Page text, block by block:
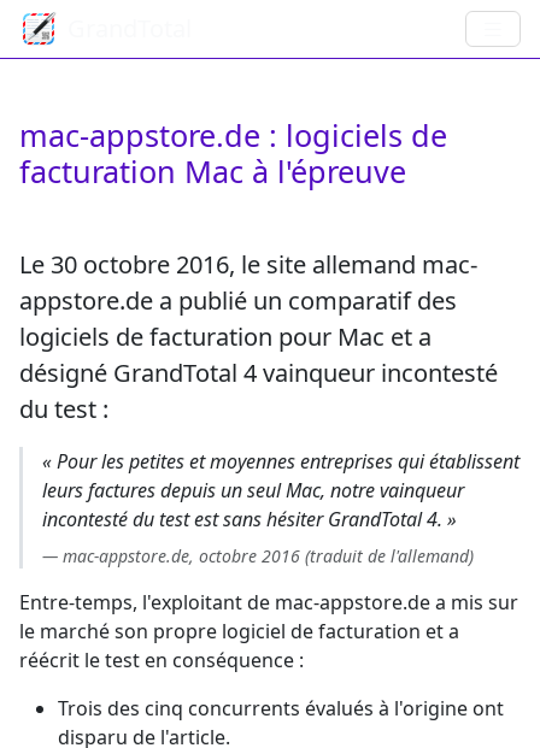
mac-appstore.de : logiciels de
facturation Mac à l'épreuve
Le 30 octobre 2016, le site allemand mac-
appstore.de a publié un comparatif des
logiciels de facturation pour Mac et a
désigné GrandTotal 4 vainqueur incontesté
du test :
« Pour les petites et moyennes entreprises qui établissent
leurs factures depuis un seul Mac, notre vainqueur
incontesté du test est sans hésiter GrandTotal 4. »
— mac-appstore.de, octobre 2016 (traduit de l'allemand)
Entre-temps, l'exploitant de mac-appstore.de a mis sur
le marché son propre logiciel de facturation et a
réécrit le test en conséquence :
Trois des cinq concurrents évalués à l'origine ont
disparu de l'article.